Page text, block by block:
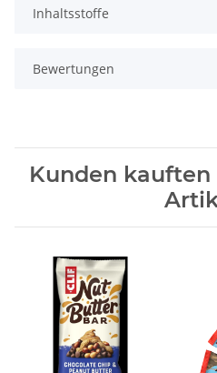
Inhaltsstoffe
Bewertungen
Kunden